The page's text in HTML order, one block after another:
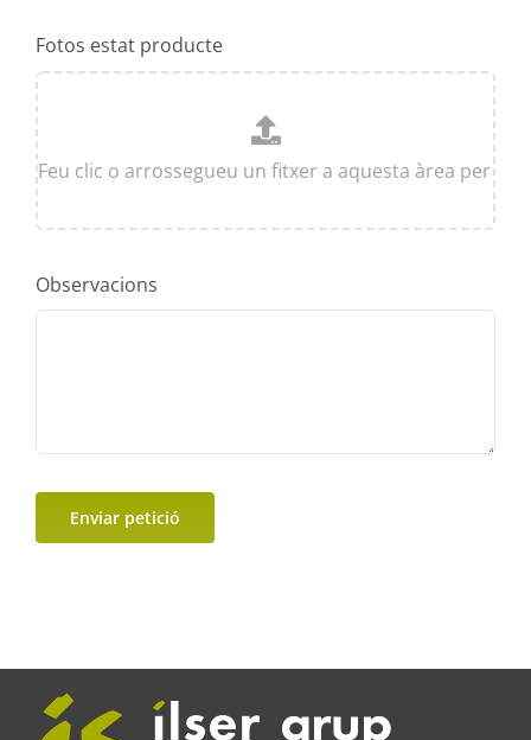
Fotos estat producte
Observacions
Enviar petició